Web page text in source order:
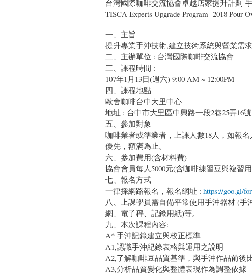
台灣國際咖啡交流協會卓越店家提升計劃-
TISCA Experts Upgrade Program- 2018 Pour
一、主旨
提升專業手沖技術,建立技術系統與營業需
二、主辦單位 : 台灣國際咖啡交流協會
三、課程時間 :
107年1月13日(週六) 9:00 AM ~ 12:00PM
四、課程地點
歐舍咖啡台中大里中心
地址 : 台中市大里區中興路一段2巷25弄16號
五、參加對象
咖啡業者或準業者，上課人數18人，如報
優先，額滿為止。
六、參加費用(含材料費)
協會會員每人5000元(含咖啡練習豆與複習用
七、報名方式
一律採網路報名，報名網址 : https://goo.gl/
八、上課學員需自備平常使用手沖器材 (
網、電子秤、記錄用紙)等。
九、本次課程內容:
A* 手沖記錄建立與校正標準
A1,認識手沖紀錄表格與運用之說明
A2,了解咖啡豆品質基準，與手沖作品前後
A3,分析品質變化與整體表現作為調整依據